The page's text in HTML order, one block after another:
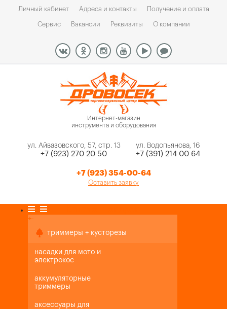
Личный кабинет Адреса и контакты Получение и оплата
Сервис Вакансии Реквизиты О компании
Интернет-магазин
инструмента и оборудования
ул. Айвазовского, 57, стр. 13
+7 (923) 270 20 50
ул. Водопьянова, 16
+7 (391) 214 00 64
+7 (923) 354-00-64
Оставить заявку
+-
триммеры + кусторезы
насадки для мото и
электрокос
аккумуляторные
триммеры
аксессуары для